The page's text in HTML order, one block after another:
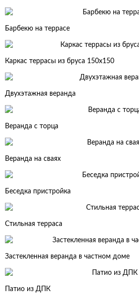
Барбекю на террасе
Каркас террасы из бруса 150х150
Двухэтажная веранда
Веранда с торца
Веранда на сваях
Беседка пристройка
Стильная терраса
Застекленная веранда в частном доме
Патио из ДПК